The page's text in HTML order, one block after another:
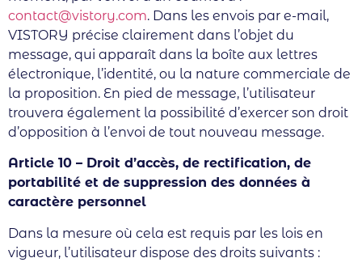
contact@vistory.com. Dans les envois par e-mail,
VISTORY précise clairement dans l’objet du
message, qui apparaît dans la boîte aux lettres
électronique, l’identité, ou la nature commerciale de
la proposition. En pied de message, l’utilisateur
trouvera également la possibilité d’exercer son droit
d’opposition à l’envoi de tout nouveau message.
Article 10 – Droit d’accès, de rectification, de
portabilité et de suppression des données à
caractère personnel
Dans la mesure où cela est requis par les lois en
vigueur, l’utilisateur dispose des droits suivants :